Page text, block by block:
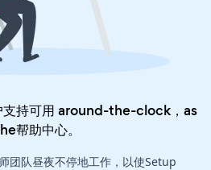
持可用 around-the-clock，as
帮助中心。
团队昼夜不停地工作，以使Setup